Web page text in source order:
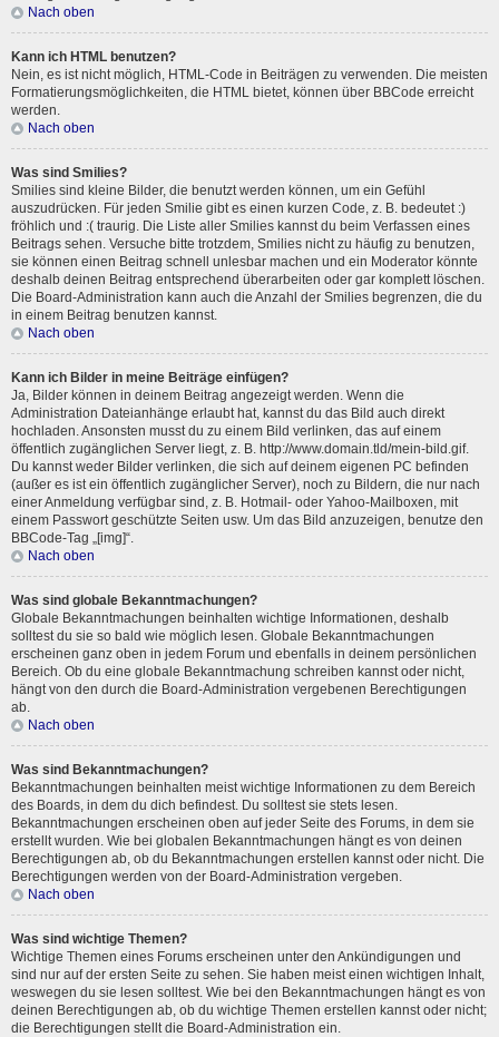
Nach oben
Kann ich HTML benutzen?
Nein, es ist nicht möglich, HTML-Code in Beiträgen zu verwenden. Die meisten
Formatierungsmöglichkeiten, die HTML bietet, können über BBCode erreicht
werden.
Nach oben
Was sind Smilies?
Smilies sind kleine Bilder, die benutzt werden können, um ein Gefühl
auszudrücken. Für jeden Smilie gibt es einen kurzen Code, z. B. bedeutet :)
fröhlich und :( traurig. Die Liste aller Smilies kannst du beim Verfassen eines
Beitrags sehen. Versuche bitte trotzdem, Smilies nicht zu häufig zu benutzen,
sie können einen Beitrag schnell unlesbar machen und ein Moderator könnte
deshalb deinen Beitrag entsprechend überarbeiten oder gar komplett löschen.
Die Board-Administration kann auch die Anzahl der Smilies begrenzen, die du
in einem Beitrag benutzen kannst.
Nach oben
Kann ich Bilder in meine Beiträge einfügen?
Ja, Bilder können in deinem Beitrag angezeigt werden. Wenn die
Administration Dateianhänge erlaubt hat, kannst du das Bild auch direkt
hochladen. Ansonsten musst du zu einem Bild verlinken, das auf einem
öffentlich zugänglichen Server liegt, z. B. http://www.domain.tld/mein-bild.gif.
Du kannst weder Bilder verlinken, die sich auf deinem eigenen PC befinden
(außer es ist ein öffentlich zugänglicher Server), noch zu Bildern, die nur nach
einer Anmeldung verfügbar sind, z. B. Hotmail- oder Yahoo-Mailboxen, mit
einem Passwort geschützte Seiten usw. Um das Bild anzuzeigen, benutze den
BBCode-Tag „[img]“.
Nach oben
Was sind globale Bekanntmachungen?
Globale Bekanntmachungen beinhalten wichtige Informationen, deshalb
solltest du sie so bald wie möglich lesen. Globale Bekanntmachungen
erscheinen ganz oben in jedem Forum und ebenfalls in deinem persönlichen
Bereich. Ob du eine globale Bekanntmachung schreiben kannst oder nicht,
hängt von den durch die Board-Administration vergebenen Berechtigungen
ab.
Nach oben
Was sind Bekanntmachungen?
Bekanntmachungen beinhalten meist wichtige Informationen zu dem Bereich
des Boards, in dem du dich befindest. Du solltest sie stets lesen.
Bekanntmachungen erscheinen oben auf jeder Seite des Forums, in dem sie
erstellt wurden. Wie bei globalen Bekanntmachungen hängt es von deinen
Berechtigungen ab, ob du Bekanntmachungen erstellen kannst oder nicht. Die
Berechtigungen werden von der Board-Administration vergeben.
Nach oben
Was sind wichtige Themen?
Wichtige Themen eines Forums erscheinen unter den Ankündigungen und
sind nur auf der ersten Seite zu sehen. Sie haben meist einen wichtigen Inhalt,
weswegen du sie lesen solltest. Wie bei den Bekanntmachungen hängt es von
deinen Berechtigungen ab, ob du wichtige Themen erstellen kannst oder nicht;
die Berechtigungen stellt die Board-Administration ein.